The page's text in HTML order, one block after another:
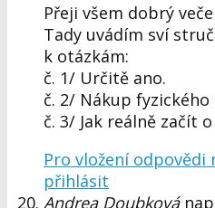
Přeji všem dobrý
Tady uvádím sví
k otázkám:
č. 1/ Určitě ano.
č. 2/ Nákup fyzického
č. 3/ Jak reálně začít
Pro vložení
přihlásit
Andrea Doubková